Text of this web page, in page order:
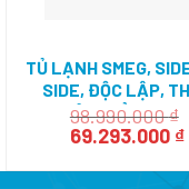
TỦ LẠNH SMEG,
SIDE, ĐỘC LẬP,
KHÔNG GỈ
535.14.999
98.990.000₫
Giá
là:
69.293.000 ₫